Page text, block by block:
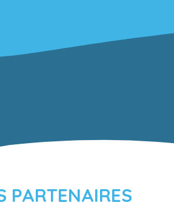
PARTENAIRES